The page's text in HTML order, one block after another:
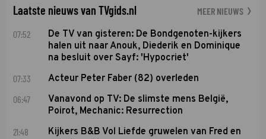
Laatste nieuws van TVgids.nl MEER NIEUWS
07:52
De TV van gisteren: De Bondgenoten-kijkers
halen uit naar Anouk, Diederik en Dominique
na besluit over Sayf: 'Hypocriet'
07:33 Acteur Peter Faber (82) overleden
06:47
Vanavond op TV: De slimste mens België,
Poirot, Mechanic: Resurrection
21:48
Kijkers B&B Vol Liefde gruwelen van Fred en